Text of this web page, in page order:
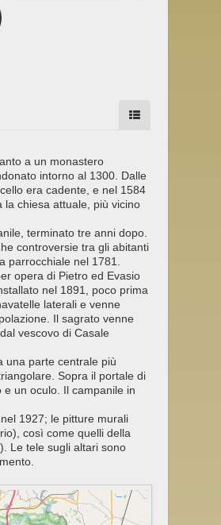
a un monastero
intorno al 1300. Dalle
era cadente, e nel 1584
la chiesa attuale, più vicino
terminato tre anni dopo.
controversie tra gli abitanti
parrocchiale nel 1781.
opera di Pietro ed Evasio
nel 1891, poco prima
laterali e venne
Il sagrato venne
vescovo di Casale
una parte centrale più
Sopra il portale di
un oculo. Il campanile in
1927; le pitture murali
così come quelli della
Le tele sugli altari sono